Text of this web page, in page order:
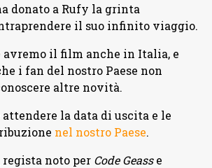
donato a Rufy la grinta
il suo infinito viaggio.
avremo il film anche in Italia, e
i fan del nostro Paese non
altre novità.
la data di uscita e le
nel nostro Paese.
regista noto per Code Geasse